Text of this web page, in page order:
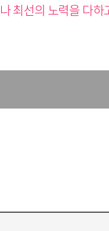
최선의 노력을 다하